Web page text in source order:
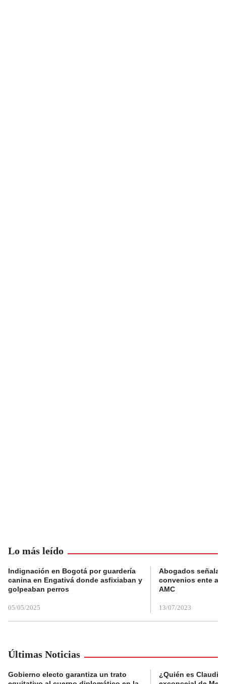
Lo más leído
Indignación en Bogotá por guardería
canina en Engativá donde asfixiaban y
golpeaban perros
05/05/2025
Abogados
convenios ente
AMC
13/07/2023
Últimas Noticias
Gobierno electo garantiza un trato
¿Quién es Claudia